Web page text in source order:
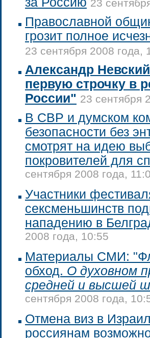
23
Православной
грозит полное
23 сентября 2008 года,
Александр
первую строчку в
России" 23 сентября
В СВР и думском
безопасности без
смотрят на идею
покровителей для
сентября 2008 года,
Участники
сексменьшинств
нападению в
2008 года, 10:55
Материалы СМИ:
обход. О духовном
средней и высшей
сентября 2008 года,
Отмена виз в
россиянам